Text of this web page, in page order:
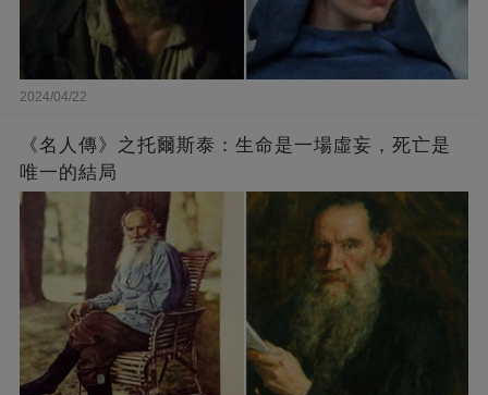
2024/04/22
《名人傳》之托爾斯泰：生命是一場虛妄，死亡是
唯一的結局